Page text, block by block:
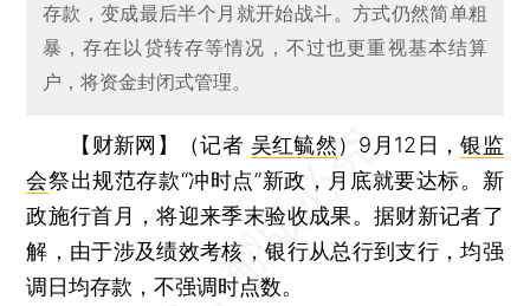
存款，变成最后半个月就开始战斗。方式仍然简单粗
暴，存在以贷转存等情况，不过也更重视基本结算
户，将资金封闭式管理。
【财新网】（记者 吴红毓然） 9月12日，银监
会祭出规范存款“冲时点”新政，月底就要达标。新
政施行首月，将迎来季末验收成果。据财新记者了
解，由于涉及绩效考核，银行从总行到支行，均强
调日均存款，不强调时点数。